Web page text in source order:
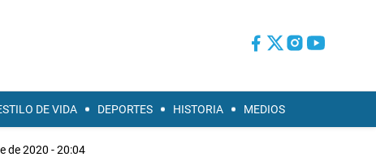
DE VIDA DEPORTES HISTORIA MEDIOS
de 2020 - 20:04